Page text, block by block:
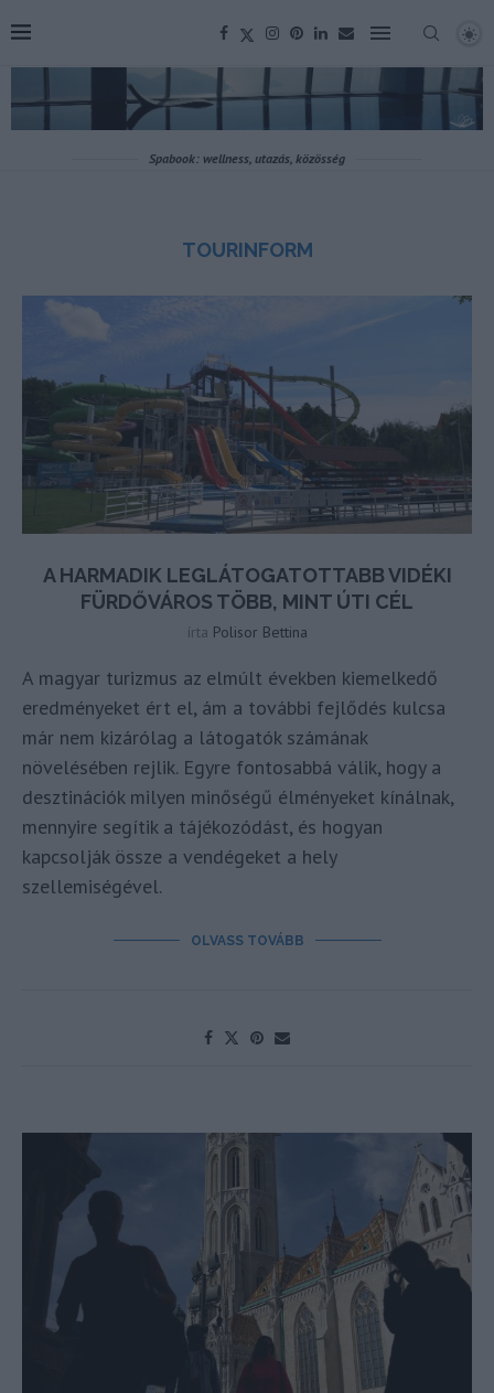
Spabook: wellness, utazás, közösség
TOURINFORM
A HARMADIK LEGLÁTOGATOTTABB VIDÉKI
FÜRDŐVÁROS TÖBB, MINT ÚTI CÉL
írta Polisor Bettina
A magyar turizmus az elmúlt években kiemelkedő
eredményeket ért el, ám a további fejlődés kulcsa
már nem kizárólag a látogatók számának
növelésében rejlik. Egyre fontosabbá válik, hogy a
desztinációk milyen minőségű élményeket kínálnak,
mennyire segítik a tájékozódást, és hogyan
kapcsolják össze a vendégeket a hely
szellemiségével.
OLVASS TOVÁBB